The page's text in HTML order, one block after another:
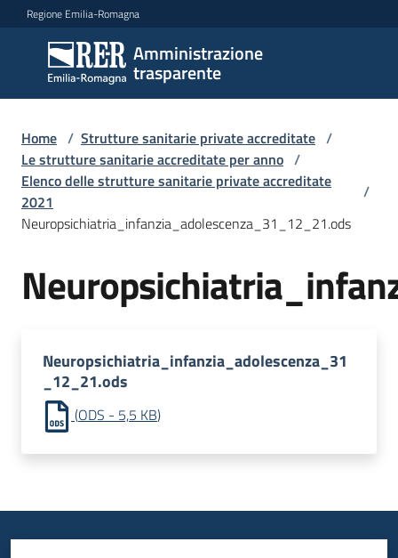
Vai al contenuto
Vai alla navigazione
Vai al footer
Regione Emilia-Romagna
Amministrazione
trasparente
Amministrazione
trasparente
Sottosezioni
Accesso
Home / Strutture sanitarie private accreditate /
Le strutture sanitarie accreditate per anno /
Elenco delle strutture sanitarie private accreditate
2021
/
Neuropsichiatria_infanzia_adolescenza_31_12_21.ods
Neuropsichiatria_infanzia_adolescenza_31
_12_21.ods
(ODS - 5,5 KB)